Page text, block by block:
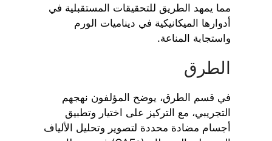
مما يمهد الطريق للتحقيقات المستقبلية في
أدوارها الميكانيكية في ديناميات الورم
واستجابة المناعة.
الطرق
في قسم الطرق، يوضح المؤلفون نهجهم
التجريبي، مع التركيز على اختيار وتطبيق
أجسام مضادة محددة لتصوير وتحليل الألياف